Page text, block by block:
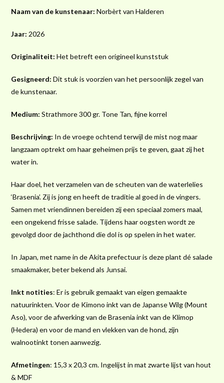
Naam van de kunstenaar:Norbèrt van Halderen
Jaar: 2026
Originaliteit:Het betreft een origineel kunststuk
Gesigneerd:Dit stuk is voorzien van het persoonlijk zegel van
de kunstenaar.
Medium:Strathmore 300 gr. Tone Tan, fijne korrel
Beschrijving: In de vroege ochtend terwijl de mist nog maar
langzaam optrekt om haar geheimen prijs te geven, gaat zij het
water in.
Haar doel, het verzamelen van de scheuten van de waterlelies
‘Brasenia’. Zij is jong en heeft de traditie al goed in de vingers.
Samen met vriendinnen bereiden zij een speciaal zomers maal,
een ongekend frisse salade. Tijdens haar oogsten wordt ze
gevolgd door de jachthond die dol is op spelen in het water.
In Japan, met name in de Akita prefectuur is deze plant dé salade
smaakmaker, beter bekend als Junsai.
Inkt notities: Er is gebruik gemaakt van eigen gemaakte
natuurinkten. Voor de Kimono inkt van de Japanse Wilg (Mount
Aso), voor de afwerking van de Brasenia inkt van de Klimop
(Hedera) en voor de mand en vlekken van de hond, zijn
walnootinkt tonen aanwezig.
Afmetingen: 15,3 x 20,3 cm. Ingelijst in mat zwarte lijst van hout
& MDF